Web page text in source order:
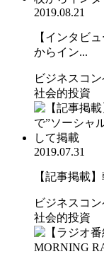
2019.08.21
【インタビ
からイン...
ビジネスコ
社会的投資
2019.07.31
【記事掲載
ビジネスコ
社会的投資